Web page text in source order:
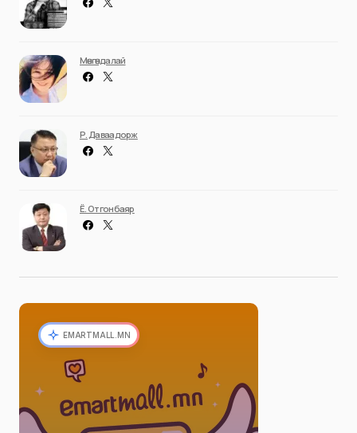
Мөнгөндалай
Р. Даваадорж
Ё. Отгонбаяр
EMARTMALL.MN